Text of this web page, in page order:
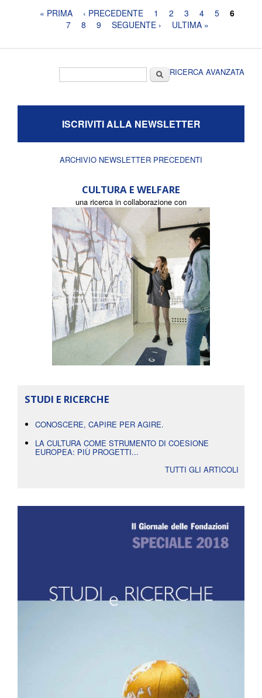
Pagine« PRIMA ‹ PRECEDENTE 1 2 3 4 5
6
7
8 9 SEGUENTE › ULTIMA »
CercaRICERCA AVANZATA
ISCRIVITI ALLA NEWSLETTER
ARCHIVIO NEWSLETTER PRECEDENTI
CULTURA E WELFARE
una ricerca in collaborazione con
STUDI E RICERCHE
CONOSCERE, CAPIRE PER AGIRE.
LA CULTURA COME STRUMENTO DI COESIONE
EUROPEA: PIÙ PROGETTI...
TUTTI GLI ARTICOLI